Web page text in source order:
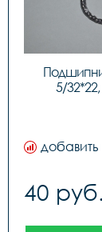
5/32*22,
40 руб.